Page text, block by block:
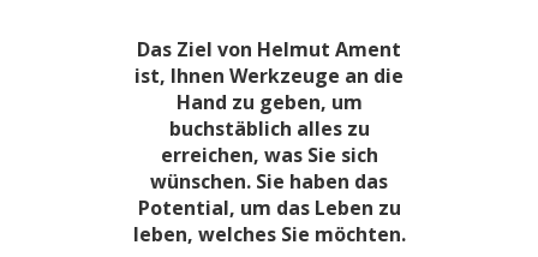
Das Ziel von Helmut Ament
ist, Ihnen Werkzeuge an die
Hand zu geben, um
buchstäblich alles zu
erreichen, was Sie sich
wünschen. Sie haben das
Potential, um das Leben zu
leben, welches Sie möchten.